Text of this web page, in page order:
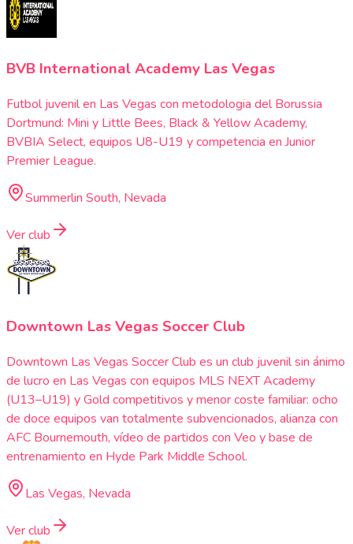
BVB International Academy Las Vegas
Futbol juvenil en Las Vegas con metodologia del Borussia
Dortmund: Mini y Little Bees, Black & Yellow Academy,
BVBIA Select, equipos U8-U19 y competencia en Junior
Premier League.
Summerlin South, Nevada
Ver club
Downtown Las Vegas Soccer Club
Downtown Las Vegas Soccer Club es un club juvenil sin ánimo
de lucro en Las Vegas con equipos MLS NEXT Academy
(U13–U19) y Gold competitivos y menor coste familiar: ocho
de doce equipos van totalmente subvencionados, alianza con
AFC Bournemouth, vídeo de partidos con Veo y base de
entrenamiento en Hyde Park Middle School.
Las Vegas, Nevada
Ver club